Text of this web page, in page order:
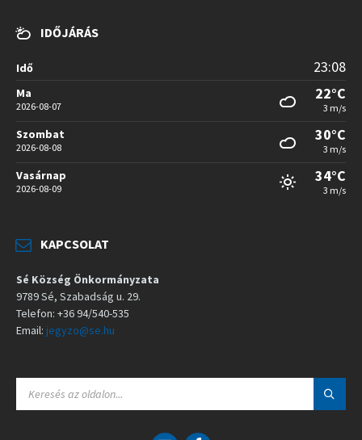
IDŐJÁRÁS
Idő 23:08
Ma
2026-08-07
22°C
3 m/s
Szombat
2026-08-08
30°C
3 m/s
Vasárnap
2026-08-09
34°C
3 m/s
KAPCSOLAT
Sé Község Önkormányzata
9789 Sé, Szabadság u. 29.
Telefon: +36 94/540-535
Email: jegyzo@se.hu
A